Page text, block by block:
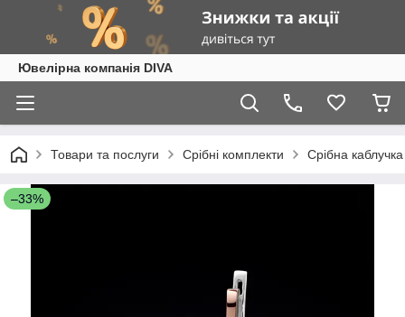
Ювелірна компанія DIVA
Товари та послуги Срібні комплекти Срібна
–33%